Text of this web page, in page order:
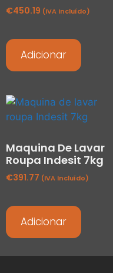
€450.19 (IVA Incluído)
Adicionar
Maquina De Lavar
Roupa Indesit 7kg
€391.77 (IVA Incluído)
Adicionar